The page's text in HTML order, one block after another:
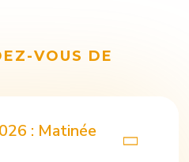
VOUS DE
: Matinée